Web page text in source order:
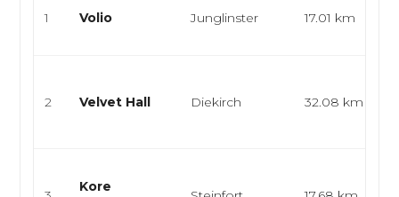
1 Volio Junglinster 17.01 km
2 Velvet Hall Diekirch 32.08 km
Kore